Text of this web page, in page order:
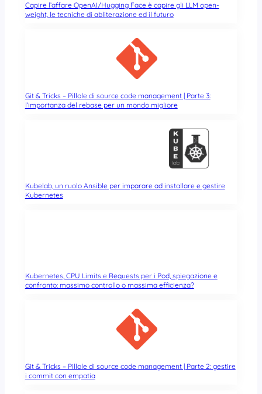
Capire l’affare OpenAI/Hugging Face è capire gli LLM open-
weight, le tecniche di abliterazione ed il futuro
Git & Tricks – Pillole di source code management | Parte 3:
l’importanza del rebase per un mondo migliore
Kubelab, un ruolo Ansible per imparare ad installare e gestire
Kubernetes
Kubernetes, CPU Limits e Requests per i Pod, spiegazione e
confronto: massimo controllo o massima efficienza?
Git & Tricks – Pillole di source code management | Parte 2: gestire
i commit con empatia